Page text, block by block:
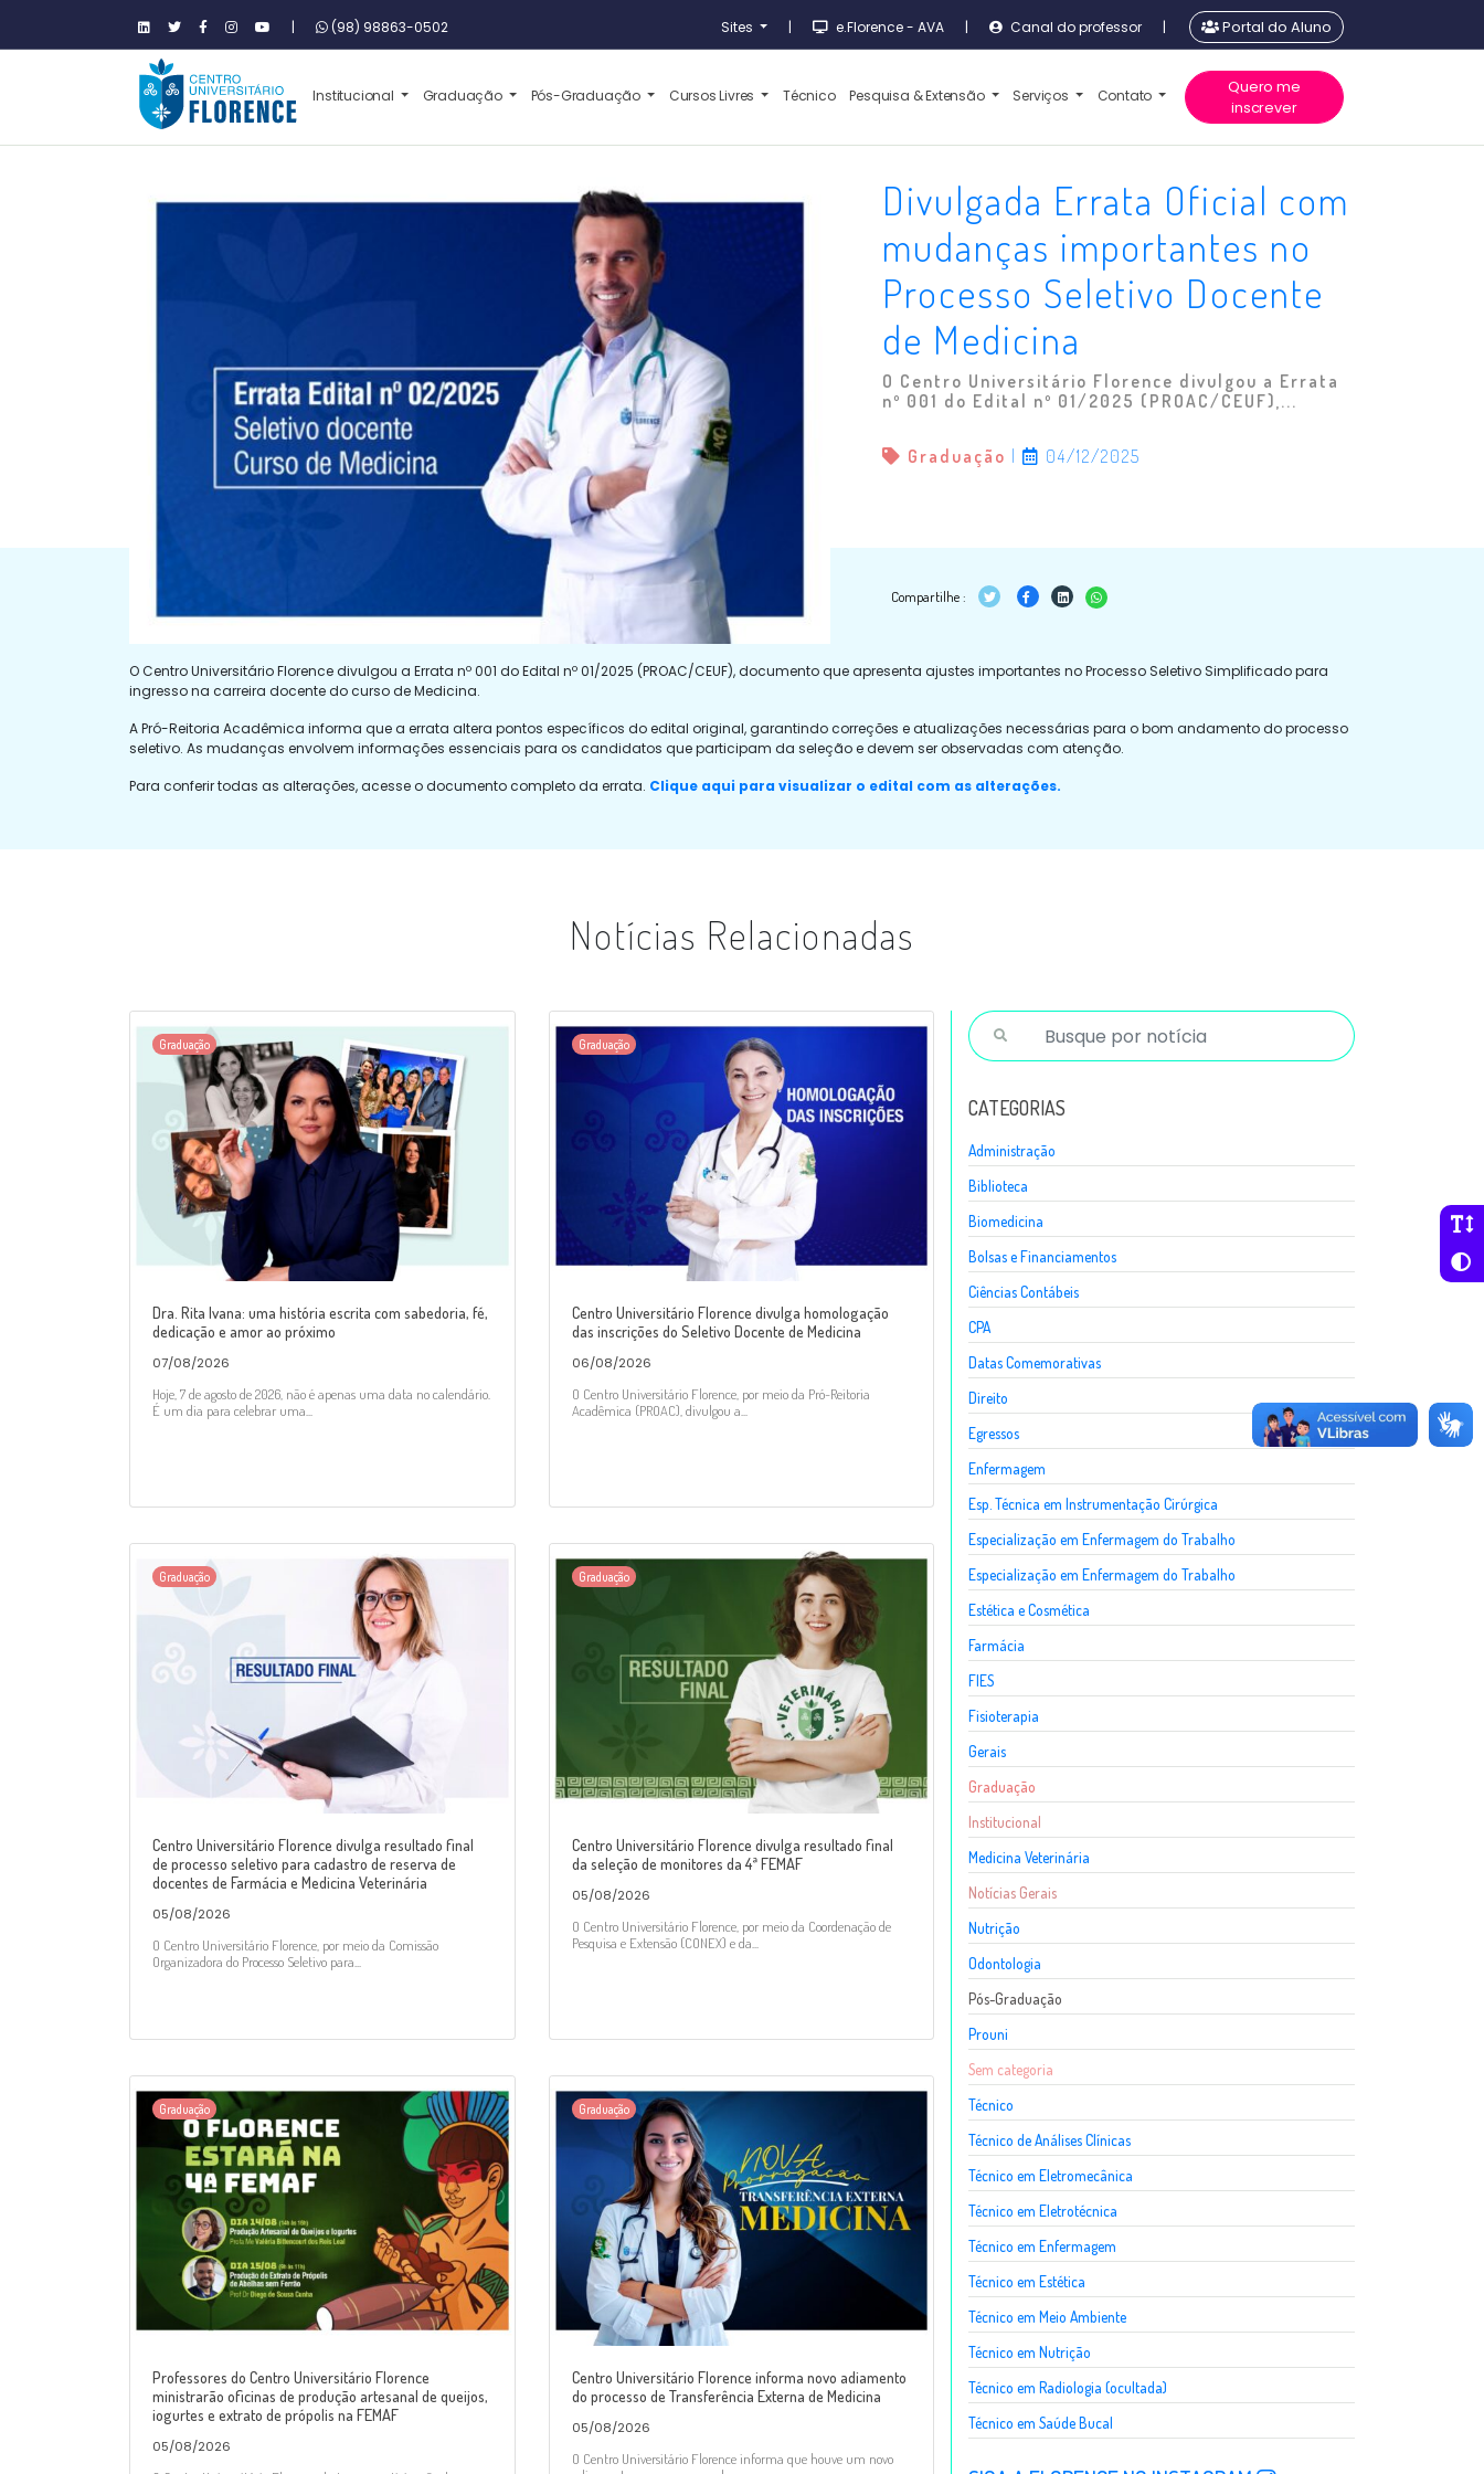
| (98) 98863-0502 Sites | e.Florence - AVA | Canal do professor | Portal do Aluno
Institucional Graduação Pós-Graduação Cursos Livres Técnico Pesquisa & Extensão Serviços Contato
Quero me
inscrever
Divulgada Errata Oficial com
mudanças importantes no
Processo Seletivo Docente
de Medicina
O Centro Universitário Florence divulgou a Errata
nº 001 do Edital nº 01/2025 (PROAC/CEUF),...
Graduação 04/12/2025
Compartilhe :
O Centro Universitário Florence divulgou a Errata nº 001 do Edital nº 01/2025 (PROAC/CEUF), documento que apresenta ajustes importantes no Processo Seletivo Simplificado para
ingresso na carreira docente do curso de Medicina.
A Pró-Reitoria Acadêmica informa que a errata altera pontos específicos do edital original, garantindo correções e atualizações necessárias para o bom andamento do processo
seletivo. As mudanças envolvem informações essenciais para os candidatos que participam da seleção e devem ser observadas com atenção.
Para conferir todas as alterações, acesse o documento completo da errata. Clique aqui para visualizar o edital com as alterações.
Notícias Relacionadas
Graduação
Dra. Rita Ivana: uma história escrita com sabedoria, fé,
dedicação e amor ao próximo
07/08/2026
Hoje, 7 de agosto de 2026, não é apenas uma data no calendário.
É um dia para celebrar uma...
Graduação
Centro Universitário Florence divulga homologação
das inscrições do Seletivo Docente de Medicina
06/08/2026
O Centro Universitário Florence, por meio da Pró-Reitoria
Acadêmica (PROAC), divulgou a...
Graduação
Centro Universitário Florence divulga resultado final
de processo seletivo para cadastro de reserva de
docentes de Farmácia e Medicina Veterinária
05/08/2026
O Centro Universitário Florence, por meio da Comissão
Organizadora do Processo Seletivo para...
Graduação
Centro Universitário Florence divulga resultado final
da seleção de monitores da 4ª FEMAF
05/08/2026
O Centro Universitário Florence, por meio da Coordenação de
Pesquisa e Extensão (CONEX) e da...
Graduação
Professores do Centro Universitário Florence
ministrarão oficinas de produção artesanal de queijos,
iogurtes e extrato de própolis na FEMAF
05/08/2026
Graduação
Centro Universitário Florence informa novo adiamento
do processo de Transferência Externa de Medicina
05/08/2026
O Centro Universitário Florence informa que houve um novo
CATEGORIAS
Administração
Biblioteca
Biomedicina
Bolsas e Financiamentos
Ciências Contábeis
CPA
Datas Comemorativas
Direito
Egressos
Enfermagem
Esp. Técnica em Instrumentação Cirúrgica
Especialização em Enfermagem do Trabalho
Especialização em Enfermagem do Trabalho
Estética e Cosmética
Farmácia
FIES
Fisioterapia
Gerais
Graduação
Institucional
Medicina Veterinária
Notícias Gerais
Nutrição
Odontologia
Pós-Graduação
Prouni
Sem categoria
Técnico
Técnico de Análises Clínicas
Técnico em Eletromecânica
Técnico em Eletrotécnica
Técnico em Enfermagem
Técnico em Estética
Técnico em Meio Ambiente
Técnico em Nutrição
Técnico em Radiologia (ocultada)
Técnico em Saúde Bucal